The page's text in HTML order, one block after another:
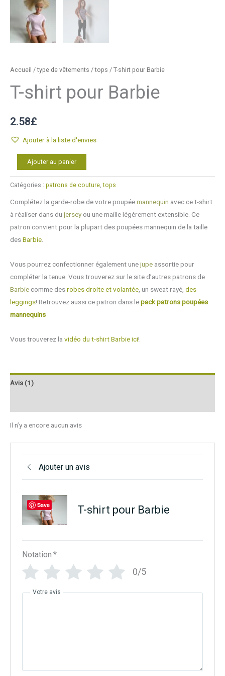
Accueil /type de vêtements /tops / T-shirt pour Barbie
T-shirt pour Barbie
2.58£
Ajouter à la liste d'envies
quantité
T-
Ajouter au panier
Catégories : patrons de couture,tops
Complétez la garde-robe de votre poupéemannequin avec ce t-shirt
à réaliser dans du jersey ou une maille légèrement extensible. Ce
patron convient pour la plupart des poupées mannequin de la taille
desBarbie.
Vous pourrez confectionner également unejupe assortie pour
compléter la tenue. Vous trouverez sur le site d’autres patrons de
Barbie comme desrobes droiteet volantée, un sweat rayé, des
leggings! Retrouvez aussi ce patron dans lepack patrons poupées
mannequins
Vous trouverez la vidéo du t-shirt Barbie ici!
Avis (1)
Il n’y a encore aucun avis
Ajouter un avis
T-shirt pour Barbie
Notation *
0/5
Votre avis
Save